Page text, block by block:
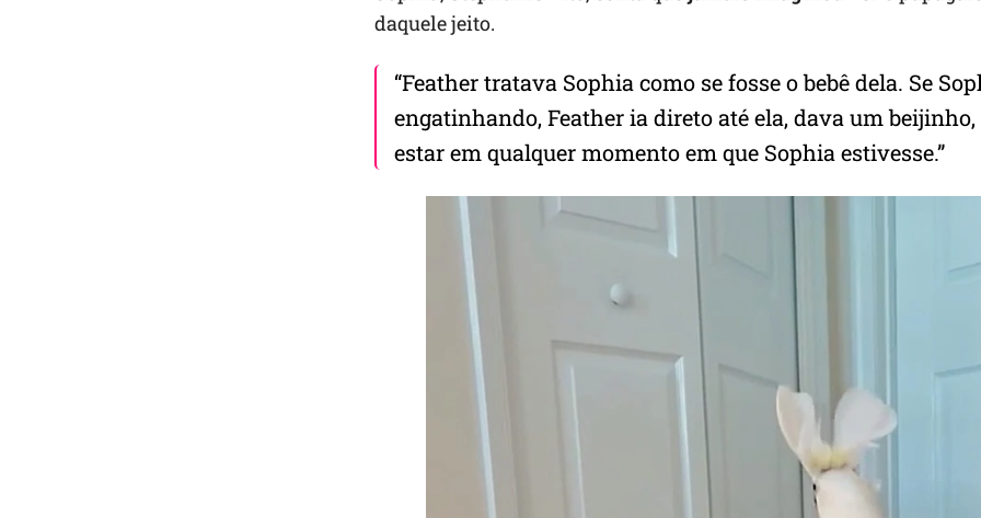
daquele jeito.
“Feather tratava Sophia como se fosse o bebê dela. Se
engatinhando, Feather ia direto até ela, dava um
estar em qualquer momento em que Sophia estivesse.”